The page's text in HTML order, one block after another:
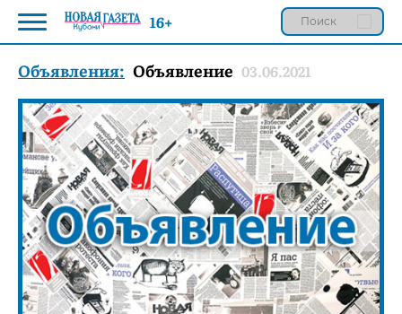
Объявления: Объявление 03.06.2021
16+